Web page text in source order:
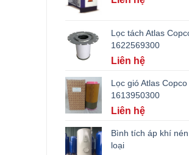
Lọc tách Atlas
1622569300
Liên hệ
Lọc gió Atlas Copco
1613950300
Liên hệ
Bình tích áp khí
loại